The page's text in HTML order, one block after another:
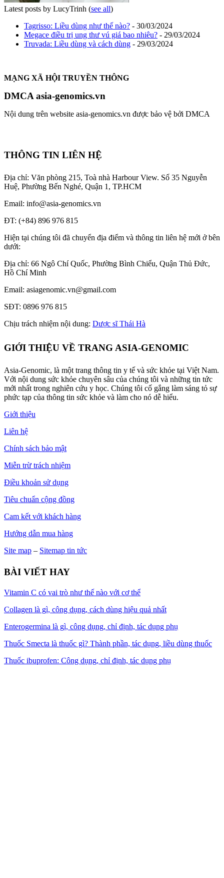
Latest posts by LucyTrinh (see all)
Tagrisso: Liều dùng như thế nào? - 30/03/2024
Megace điều trị ung thư vú giá bao nhiêu? - 29/03/2024
Truvada: Liều dùng và cách dùng - 29/03/2024
MẠNG XÃ HỘI TRUYỀN THÔNG
DMCA asia-genomics.vn
Nội dung trên website asia-genomics.vn được bảo vệ bởi DMCA
THÔNG TIN LIÊN HỆ
Địa chỉ: Văn phòng 215, Toà nhà Harbour View. Số 35 Nguyễn
Huệ, Phường Bến Nghé, Quận 1, TP.HCM
Email: info@asia-genomics.vn
ĐT: (+84) 896 976 815
Hiện tại chúng tôi đã chuyển địa điểm và thông tin liên hệ mới ở bên
dưới:
Địa chỉ: 66 Ngô Chí Quốc, Phường Bình Chiểu, Quận Thủ Đức,
Hồ Chí Minh
Email: asiagenomic.vn@gmail.com
SĐT: 0896 976 815
Chịu trách nhiệm nội dung: Dược sĩ Thái Hà
GIỚI THIỆU VỀ TRANG ASIA-GENOMIC
Asia-Genomic, là một trang thông tin y tế và sức khỏe tại Việt Nam.
Với nội dung sức khỏe chuyên sâu của chúng tôi và những tin tức
mới nhất trong nghiên cứu y học. Chúng tôi cố gắng làm sáng tỏ sự
phức tạp của thông tin sức khỏe và làm cho nó dễ hiểu.
Giới thiệu
Liên hệ
Chính sách bảo mật
Miễn trừ trách nhiệm
Điều khoản sử dụng
Tiêu chuẩn cộng đồng
Cam kết với khách hàng
Hướng dẫn mua hàng
Site map – Sitemap tin tức
BÀI VIẾT HAY
Vitamin C có vai trò như thế nào với cơ thể
Collagen là gì, công dụng, cách dùng hiệu quả nhất
Enterogermina là gì, công dụng, chỉ định, tác dụng phụ
Thuốc Smecta là thuốc gì? Thành phần, tác dụng, liều dùng thuốc
Thuốc ibuprofen: Công dụng, chỉ định, tác dụng phụ